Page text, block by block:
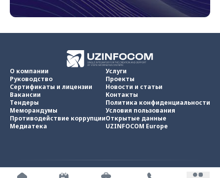
О компании
Руководство
Сертификаты и лицензии
Вакансии
Тендеры
Меморандумы
Противодействие коррупции
Медиатека
Услуги
Проекты
Новости и статьи
Контакты
Политика конфиденциальности
Условия пользования
Открытые данные
UZINFOCOM Europe
UZINFOCOM © 2002 - 2026 Все права защищены